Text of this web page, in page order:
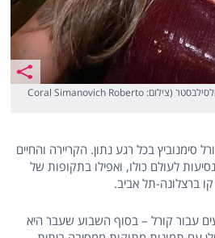
קורל מוכנה לחתונה, לחג המולד ולסילבסטר (צילום: Coral Simanovich Roberto
סימנוביץ בכל רגע נתון. הקריירה והחיים
לעולם כולו, ואפילו בתקופות של
ברצלונה-תל אביב.
עבור קורל – בסוף השבוע שעבר היא